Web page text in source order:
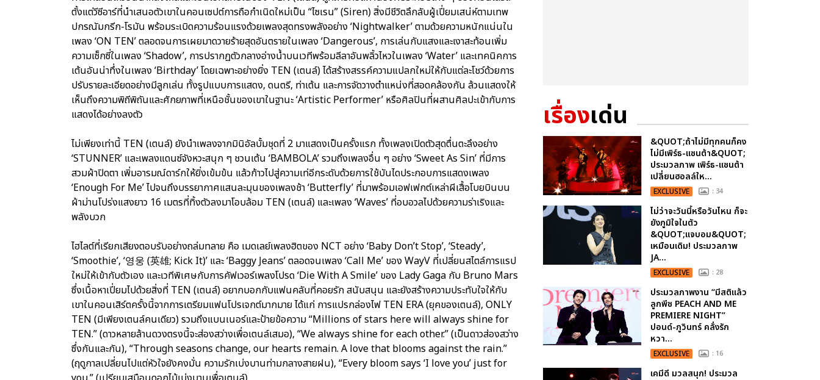
ตั้งแต่วีซีอาร์ที่นำเสนอตัวเขาในคอนเซปต์การถือกำเนิดใหม่เป็น “ไซเรน” (Siren) สิ่งมีชีวิตลึกลับผู้เปี่ยมเสน่ห์ตามเทพ
ปกรณัมกรีก-โรมัน พร้อมระเบิดความร้อนแรงด้วยเพลงสุดทรงพลังอย่าง ‘Nightwalker’ ตามด้วยความหนักแน่นใน
เพลง ‘ON TEN’ ตลอดจนการเผยมาดวายร้ายสุดอันตรายในเพลง ‘Dangerous’, การเล่นกับแสงและเงาสะท้อนเพิ่ม
ความเซ็กซี่ในเพลง ‘Shadow’, การปรากฏตัวกลางอ่างน้ำบนเวทีพร้อมลีลาอันพลิ้วไหวในเพลง ‘Water’ และเทคนิคการ
เต้นอันน่าทึ่งในเพลง ‘Birthday’ โดยเฉพาะอย่างยิ่ง TEN (เตนล์) ได้สร้างสรรค์ความแปลกใหม่ให้กับแต่ละโชว์ด้วยการ
ปรับรายละเอียดอย่างมีลูกเล่น ทั้งรูปแบบการแสดง, ดนตรี, ท่าเต้น และการจัดวางตำแหน่งที่สอดคล้องกัน ล้วนแสดงให้
เห็นถึงความพิถีพิถันและศักยภาพที่เหนือชั้นของเขาในฐานะ ‘Artistic Performer’ หรือศิลปินที่ผสานศิลปะเข้ากับการ
แสดงได้อย่างลงตัว
ไม่เพียงเท่านี้ TEN (เตนล์) ยังนำเพลงจากมินิอัลบั้มชุดที่ 2 มาแสดงเป็นครั้งแรก ทั้งเพลงเปิดตัวสุดตื่นตะลึงอย่าง
‘STUNNER’ และเพลงแดนซ์จังหวะสนุก ๆ ชวนเต้น ‘BAMBOLA’ รวมถึงเพลงอื่น ๆ อย่าง ‘Sweet As Sin’ ที่มีการ
สวมผ้าปิดตา เพิ่มอารมณ์ดาร์กให้ยิ่งเข้มข้น แล้วก้าวไปสู่ความเท่อีกระดับด้วยการใช้บันไดประกอบการแสดงเพลง
‘Enough For Me’ ไปจนถึงบรรยากาศแสนละมุนของเพลงช้า ‘Butterfly’ ที่มาพร้อมเอฟเฟกต์เหล่าผีเสื้อโบยบินบน
ผ้าม่านโปร่งแสงยาว 16 เมตรที่ทิ้งตัวลงมาโอบล้อม TEN (เตนล์) และเพลง ‘Waves’ ที่อบอวลไปด้วยความร่าเริงและ
พลังบวก
ไฮไลต์ที่เรียกเสียงตอบรับอย่างถล่มทลาย คือ เมดเลย์เพลงฮิตของ NCT อย่าง ‘Baby Don’t Stop’, ‘Steady’,
‘Smoothie’, ‘영웅 (英雄; Kick It)’ และ ‘Baggy Jeans’ ตลอดจนเพลง ‘Call Me’ ของ WayV ที่เปลี่ยนสไตล์การแรป
ใหม่ให้เข้ากับตัวเอง และเวทีพิเศษกับการคัฟเวอร์เพลงโปรด ‘Die With A Smile’ ของ Lady Gaga กับ Bruno Mars
ซึ่งเนื้อหาเปี่ยมไปด้วยสิ่งที่ TEN (เตนล์) อยากบอกกับแฟนคลับที่คอยรัก สนับสนุน และยังสร้างความประทับใจให้กับ
เขาในคอนเสิร์ตครั้งนี้จากการเตรียมแฟนโปรเจกต์มากมาย ได้แก่ การแปรกล่องไฟ TEN ERA (ยุคของเตนล์), ONLY
TEN (มีเพียงเตนล์คนเดียว) รวมถึงแบนเนอร์และป้ายข้อความ “Millions of stars here will always shine for
TEN.” (ดาวหลายล้านดวงตรงนี้จะส่องสว่างเพื่อเตนล์เสมอ), “We always shine for each other.” (เป็นดาวส่องสว่าง
ซึ่งกันและกัน), “Through seasons change, our hearts remain. A love that blooms against the rain.”
(ฤดูกาลเปลี่ยนไปแต่หัวใจยังคงมั่น ความรักเบ่งบานท่ามกลางสายฝน), “Every bloom says ‘I love you’ just for
เรื่องเด่น
&QUOT;ถ้าไม่มีทุกคนก็คง
ไม่มีเพิร์ธ-แซนต้า&QUOT;
ประมวลภาพ เพิร์ธ-แซนต้า
เปลี่ยนฮอลล์ให...
EXCLUSIVE : 34
ไม่ว่าจะวันนี้หรือวันไหน ก็จะ
ยังภูมิใจในตัว
&QUOT;แจบอม&QUOT;
เหมือนเดิม! ประมวลภาพ
JA...
EXCLUSIVE : 28
ประมวลภาพงาน “มีสติแล้ว
ลูกพีช PEACH AND ME
PREMIERE NIGHT”
ปอนด์-ภูวินทร์ คลั่งรัก
หวา...
EXCLUSIVE : 16
เคมีดี มวลสนุก! ประมวล